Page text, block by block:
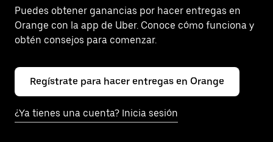
Puedes obtener ganancias por hacer entregas en
Orange con la app de Uber. Conoce cómo funciona y
obtén consejos para comenzar.
Regístrate para hacer entregas en Orange
¿Ya tienes una cuenta? Inicia sesión